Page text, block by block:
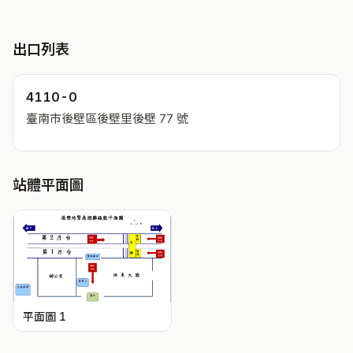
出口列表
4110-0
臺南市後壁區後壁里後壁 77 號
站體平面圖
平面圖 1